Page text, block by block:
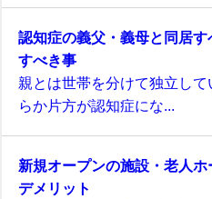
認知症の義父・義母と同居
すべき事
親とは世帯を分けて独立し
らか片方が認知症にな...
新規オープンの施設・老人ホ
デメリット